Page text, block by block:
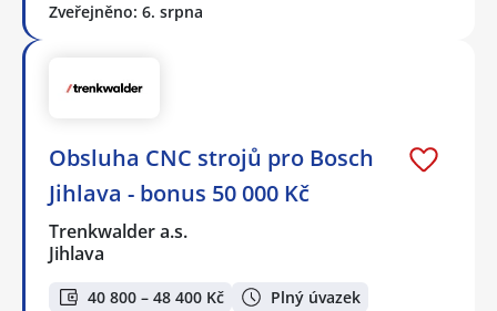
Zveřejněno: 6. srpna
Obsluha CNC strojů pro Bosch
Jihlava - bonus 50 000 Kč
Trenkwalder a.s.
Jihlava
40 800 – 48 400 Kč Plný úvazek